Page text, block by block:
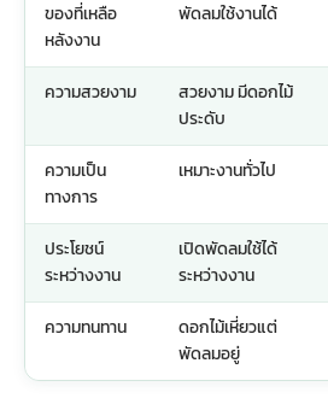
ของที่เหลือ
หลังงาน
พัดลมใช้งานได้
ความสวยงาม
สวยงาม มีดอกไม้
ประดับ
ความเป็น
ทางการ
เหมาะงานทั่วไป
ประโยชน์
ระหว่างงาน
เปิดพัดลมใช้ได้
ระหว่างงาน
ความทนทาน
ดอกไม้เหี่ยวแต่
พัดลมอยู่